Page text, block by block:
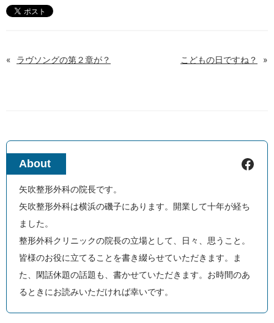
« ラヴソングの第２章が？ こどもの日ですね？ »
About Facebook
矢吹整形外科の院長です。
矢吹整形外科は横浜の磯子にあります。開業して十年が経ち
ました。
整形外科クリニックの院長の立場として、日々、思うこと。
皆様のお役に立てることを書き綴らせていただきます。ま
た、閑話休題の話題も、書かせていただきます。お時間のあ
るときにお読みいただければ幸いです。